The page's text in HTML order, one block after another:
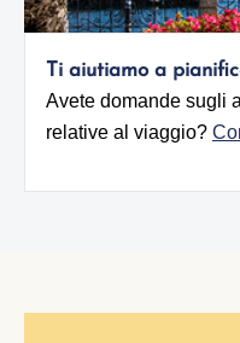
Ti aiutiamo a
Avete domande sugli
relative al viaggio?